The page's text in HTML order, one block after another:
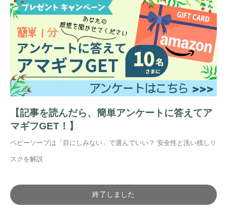
【記事を読んだら、簡単アンケートに答えてア
マギフGET！】
ベビーソープは「目にしみない」で選んでいい？ 安全性と洗い残しリ
スクを解説
終了しました